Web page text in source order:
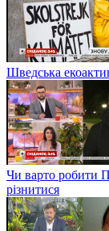
Шведська
Чи варто робити
різнитися